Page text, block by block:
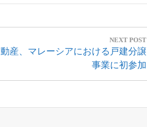
NEXT POST
産、マレーシアにおける戸建分譲
事業に初参加